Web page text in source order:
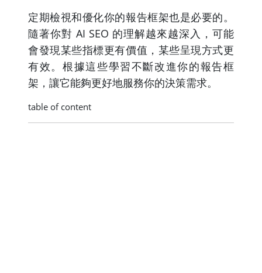
定期檢視和優化你的報告框架也是必要的。
隨著你對 AI SEO 的理解越來越深入，可能
會發現某些指標更有價值，某些呈現方式更
有效。根據這些學習不斷改進你的報告框
架，讓它能夠更好地服務你的決策需求。
table of content